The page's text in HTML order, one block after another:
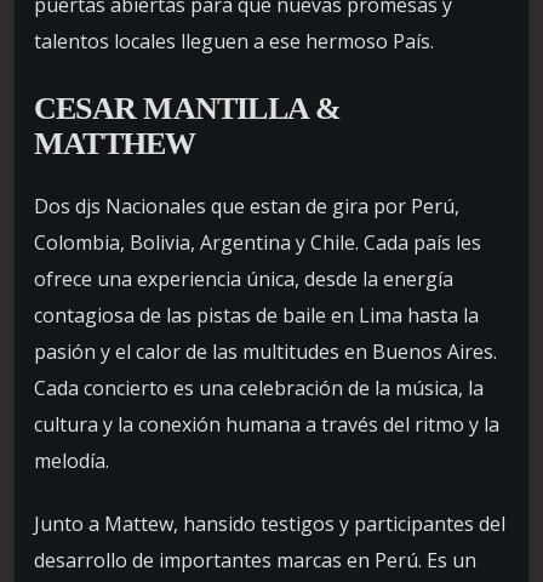
talentos locales lleguen a ese hermoso País.
CESAR MANTILLA &
MATTHEW
Dos djs Nacionales que estan de gira por Perú,
Colombia, Bolivia, Argentina y Chile. Cada país les
ofrece una experiencia única, desde la energía
contagiosa de las pistas de baile en Lima hasta la
pasión y el calor de las multitudes en Buenos Aires.
Cada concierto es una celebración de la música, la
cultura y la conexión humana a través del ritmo y la
melodía.
Junto a Mattew, hansido testigos y participantes del
desarrollo de importantes marcas en Perú. Es un